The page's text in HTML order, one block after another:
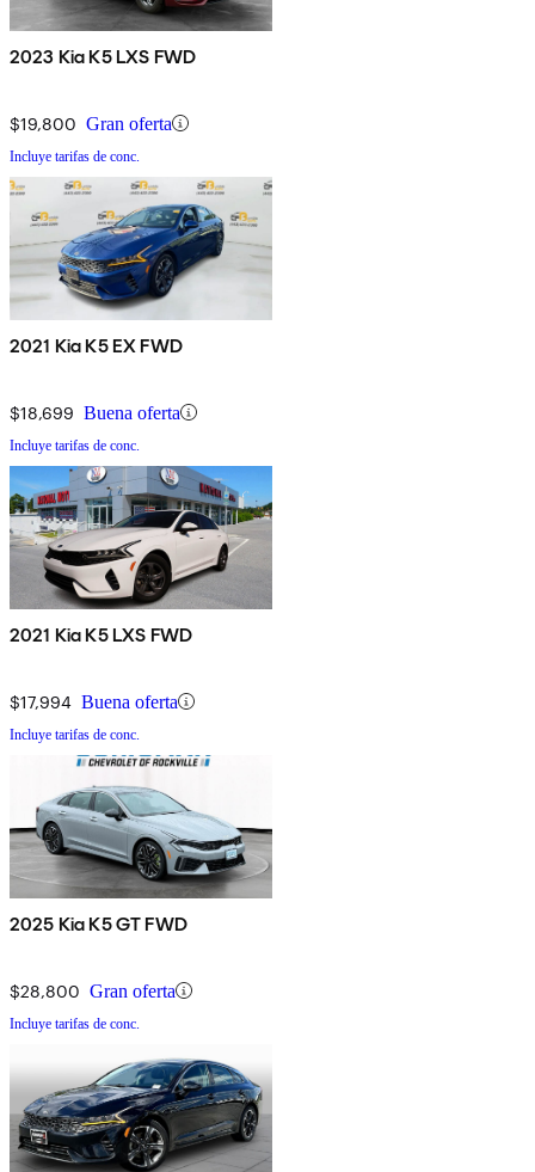
2023 Kia K5 LXS FWD
$19,800 Gran oferta
Incluye tarifas de conc.
2021 Kia K5 EX FWD
$18,699 Buena oferta
Incluye tarifas de conc.
2021 Kia K5 LXS FWD
$17,994 Buena oferta
Incluye tarifas de conc.
2025 Kia K5 GT FWD
$28,800 Gran oferta
Incluye tarifas de conc.